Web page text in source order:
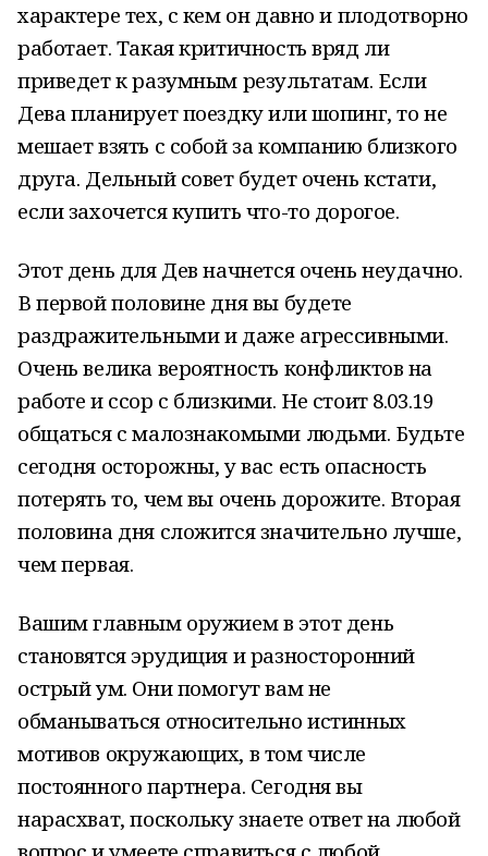
характере тех, с кем он давно и плодотворно
работает. Такая критичность вряд ли
приведет к разумным результатам. Если
Дева планирует поездку или шопинг, то не
мешает взять с собой за компанию близкого
друга. Дельный совет будет очень кстати,
если захочется купить что-то дорогое.
Этот день для Дев начнется очень неудачно.
В первой половине дня вы будете
раздражительными и даже агрессивными.
Очень велика вероятность конфликтов на
работе и ссор с близкими. Не стоит 8.03.19
общаться с малознакомыми людьми. Будьте
сегодня осторожны, у вас есть опасность
потерять то, чем вы очень дорожите. Вторая
половина дня сложится значительно лучше,
чем первая.
Вашим главным оружием в этот день
становятся эрудиция и разносторонний
острый ум. Они помогут вам не
обманываться относительно истинных
мотивов окружающих, в том числе
постоянного партнера. Сегодня вы
нарасхват, поскольку знаете ответ на любой